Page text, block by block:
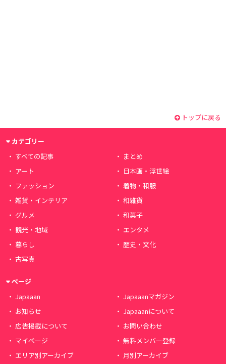
トップに戻る
カテゴリー
すべての記事
まとめ
アート
日本画・浮世絵
ファッション
着物・和服
雑貨・インテリア
和雑貨
グルメ
和菓子
観光・地域
エンタメ
暮らし
歴史・文化
古写真
ページ
Japaaan
Japaaanマガジン
お知らせ
Japaaanについて
広告掲載について
お問い合わせ
マイページ
無料メンバー登録
エリア別アーカイブ
月別アーカイブ